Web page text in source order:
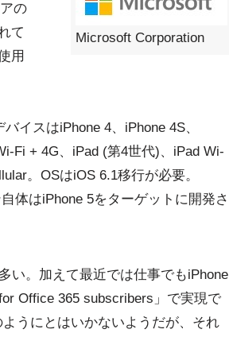
Microsoft Corporation
の
て
用
イスはiPhone 4、iPhone 4S、
Fi + 4G、iPad (第4世代)、iPad Wi-
。OSはiOS 6.1移行が必要。
体はiPhone 5をターゲットに開発さ
い。加えて最近では仕事でもiPhone
Office 365 subscribers」で実現で
うにとはいかないようだが、それ